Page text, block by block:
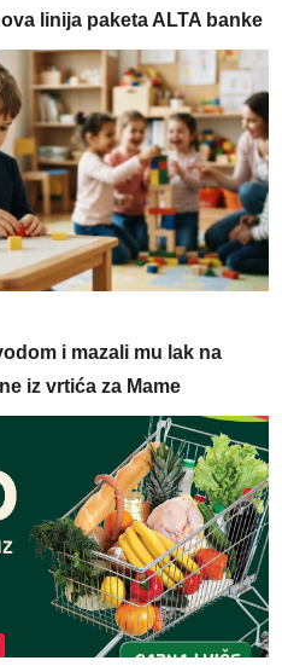
linija paketa ALTA banke
i mazali mu lak na
iz vrtića za Mame